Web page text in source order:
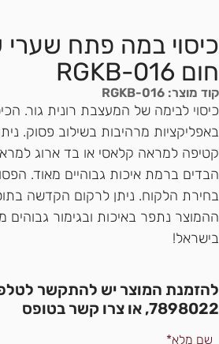
כיסוי במה פתח שערי
חום RGKB-016
קוד מוצר: RGKB-016
כיסוי לבימה של המעצבת רונית גור.
באפליקציות מרהיבות בשילוב פסוק.
קטיפה למראה קלאסי או בד ארוג
הבדים ברמת איכות גבוהיים מאוד.
בחירת הלקוח. ניתן לרקום הקדשה
ההמוצר נתפר באיכות ובגימור גבוהים
בישראל!
7898022, או צרו קשר בטופס